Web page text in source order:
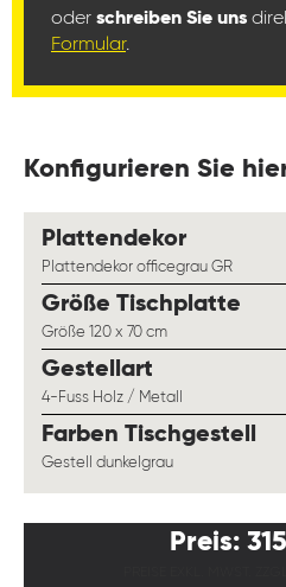
oder schreiben Sie uns
Formular.
Konfigurieren Sie
Plattendekor
Plattendekor officegrau GR
Größe Tischplatte
Größe 120 x 70 cm
Gestellart
4-Fuss Holz / Metall
Farben Tischgestell
Gestell dunkelgrau
Preis: